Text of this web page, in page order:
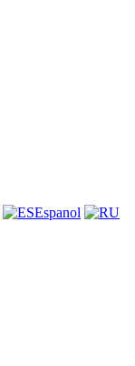
Espanol